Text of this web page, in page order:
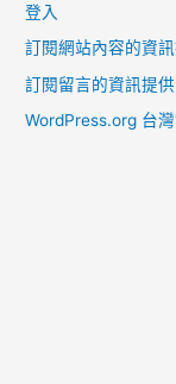
登入
訂閱網站內容的資
訂閱留言的資訊提供
WordPress.org 台